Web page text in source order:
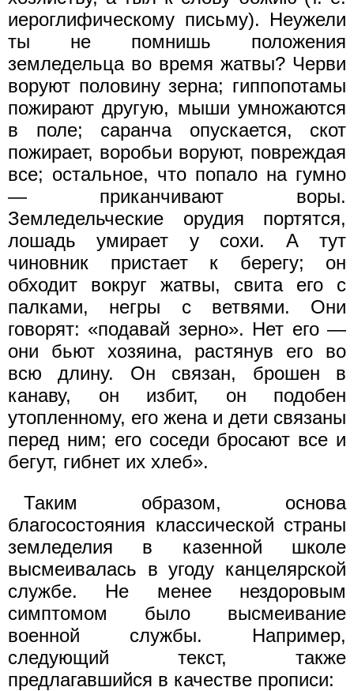
иероглифическому письму). Неужели
ты не помнишь положения
земледельца во время жатвы? Черви
воруют половину зерна; гиппопотамы
пожирают другую, мыши умножаются
в поле; саранча опускается, скот
пожирает, воробьи воруют, повреждая
все; остальное, что попало на гумно
— приканчивают воры.
Земледельческие орудия портятся,
лошадь умирает у сохи. А тут
чиновник пристает к берегу; он
обходит вокруг жатвы, свита его с
палками, негры с ветвями. Они
говорят: «подавай зерно». Нет его —
они бьют хозяина, растянув его во
всю длину. Он связан, брошен в
канаву, он избит, он подобен
утопленному, его жена и дети связаны
перед ним; его соседи бросают все и
бегут, гибнет их хлеб».
Таким образом, основа
благосостояния классической страны
земледелия в казенной школе
высмеивалась в угоду канцелярской
службе. Не менее нездоровым
симптомом было высмеивание
военной службы. Например,
следующий текст, также
предлагавшийся в качестве прописи: